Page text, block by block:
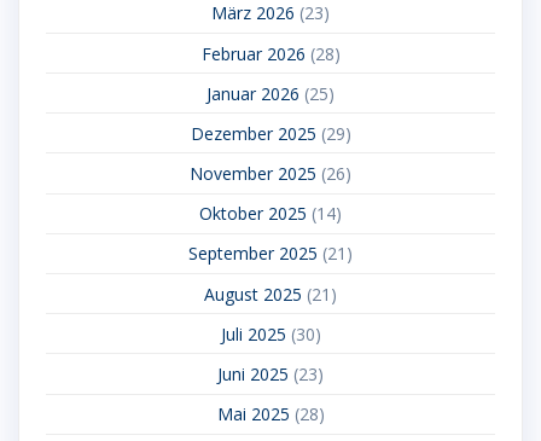
März 2026 (23)
Februar 2026 (28)
Januar 2026 (25)
Dezember 2025 (29)
November 2025 (26)
Oktober 2025 (14)
September 2025 (21)
August 2025 (21)
Juli 2025 (30)
Juni 2025 (23)
Mai 2025 (28)